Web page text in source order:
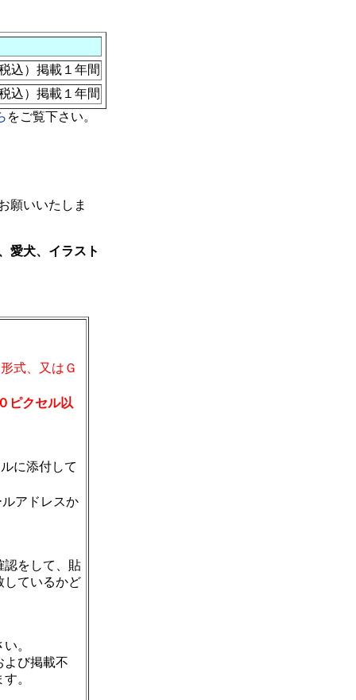
込）掲載１年間
込）掲載１年間
をご覧下さい。
願いいたしま
愛犬、イラスト
形式、又はＧ
ピクセル以
に添付して
アドレスか
認をして、貼
しているかど
。
よび掲載不
。